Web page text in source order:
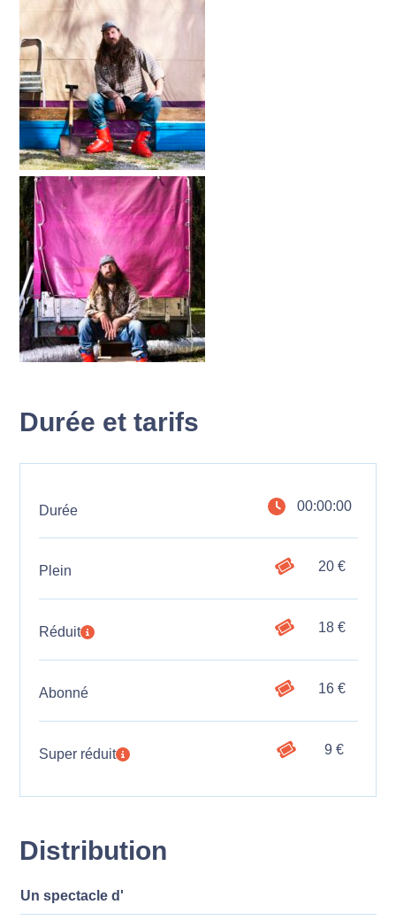
Durée et tarifs
Durée 00:00:00
Plein 20 €
Réduit 18 €
Abonné 16 €
Super réduit 9 €
Distribution
Un spectacle d'